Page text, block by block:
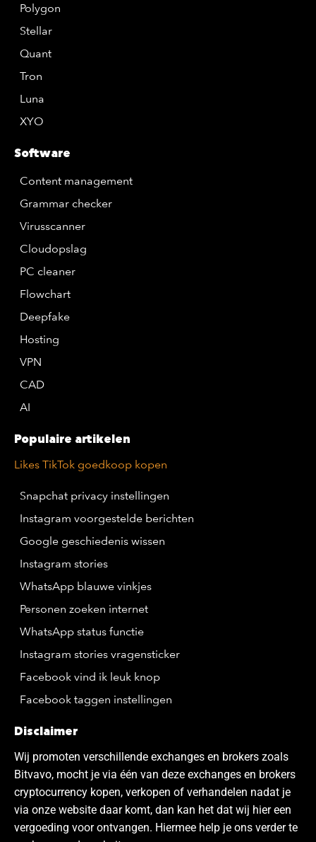
Polygon
Stellar
Quant
Tron
Luna
XYO
Software
Content management
Grammar checker
Virusscanner
Cloudopslag
PC cleaner
Flowchart
Deepfake
Hosting
VPN
CAD
AI
Populaire artikelen
Likes TikTok goedkoop kopen
Snapchat privacy instellingen
Instagram voorgestelde berichten
Google geschiedenis wissen
Instagram stories
WhatsApp blauwe vinkjes
Personen zoeken internet
WhatsApp status functie
Instagram stories vragensticker
Facebook vind ik leuk knop
Facebook taggen instellingen
Disclaimer
Wij promoten verschillende exchanges en brokers zoals
Bitvavo, mocht je via één van deze exchanges en brokers
cryptocurrency kopen, verkopen of verhandelen nadat je
via onze website daar komt, dan kan het dat wij hier een
vergoeding voor ontvangen. Hiermee help je ons verder te